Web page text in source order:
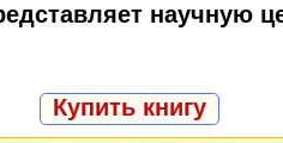
научную
Купить книгу